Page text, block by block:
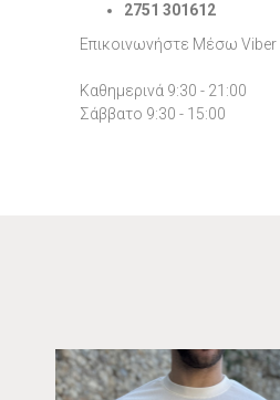
2751 301612
Επικοινωνήστε Μέσω Viber
Καθημερινά 9:30 - 21:00
Σάββατο 9:30 - 15:00